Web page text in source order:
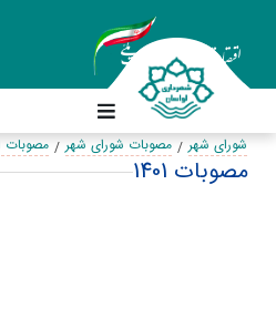
شورای شهر مصوبات شورای شهر مصوبات 1401
مصوبات 1401